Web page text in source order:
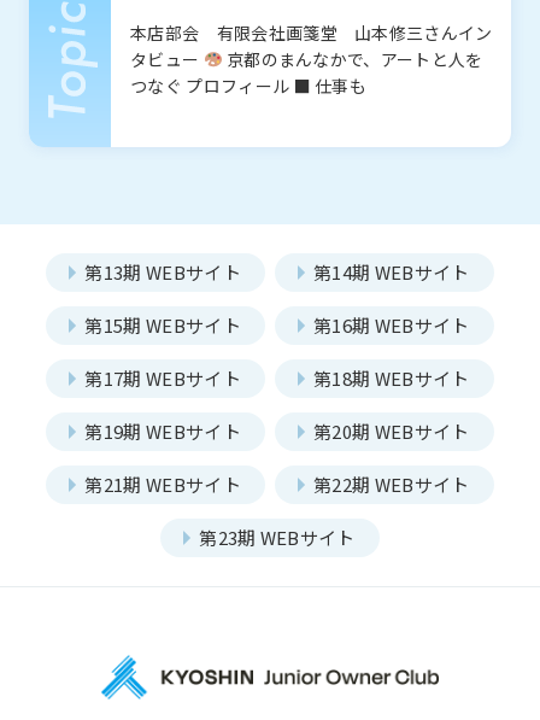
私たちについて About
組織図
一覧を見る
部会報告
国内・海外研修委員会
例会委員会
コミュニティシェア委員会
総務委員会
HAPPY BURGER
アグリベンチャー
JOC LAB
Hatch & Evolve（ハチエ
ピックアップ
部会 Section
河原町部会
洛北部会
本店部会 有限会社画箋堂 山本修三さんイン
タビュー
京都のまんなかで、アートと人を
つなぐ プロフィール ■ 仕事も
第13期 WEBサイト 第14期 WEBサイト
第15期 WEBサイト 第16期 WEBサイト
第17期 WEBサイト 第18期 WEBサイト
第19期 WEBサイト 第20期 WEBサイト
第21期 WEBサイト 第22期 WEBサイト
第23期 WEBサイト